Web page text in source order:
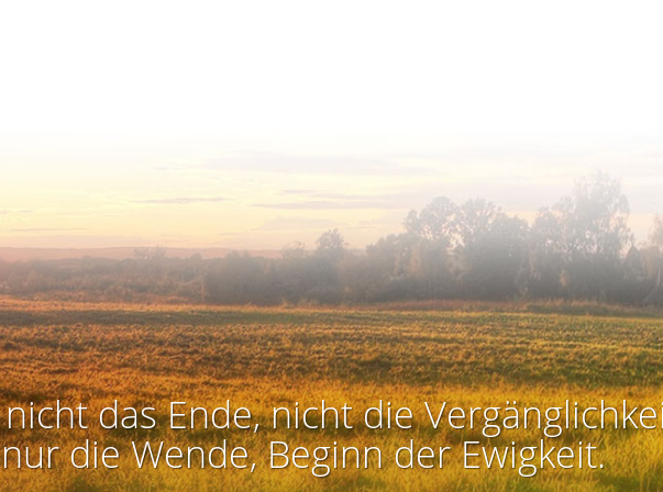
das Ende, nicht die
die Wende, Beginn der Ewigkeit.